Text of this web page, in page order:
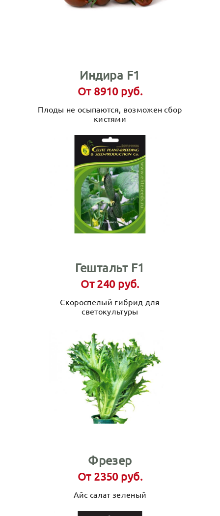
Индира F1
От 8910 руб.
Плоды не осыпаются, возможен сбор
кистями
Гештальт F1
От 240 руб.
Скороспелый гибрид для
светокультуры
Фрезер
От 2350 руб.
Айс салат зеленый